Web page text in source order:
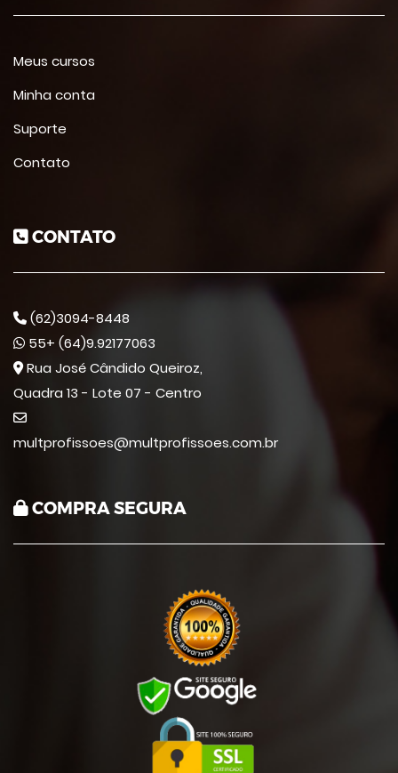
Meus cursos
Minha conta
Suporte
Contato
CONTATO
(62)3094-8448
55+ (64)9.92177063
Rua José Cândido Queiroz,
Quadra 13 - Lote 07 - Centro
multprofissoes@multprofissoes.com.br
COMPRA SEGURA